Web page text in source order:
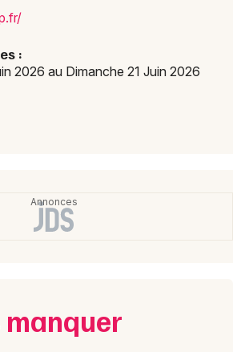
:
2026 au Dimanche 21 Juin 2026
manquer